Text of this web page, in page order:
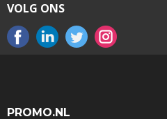
VOLG ONS
PROMO.NL